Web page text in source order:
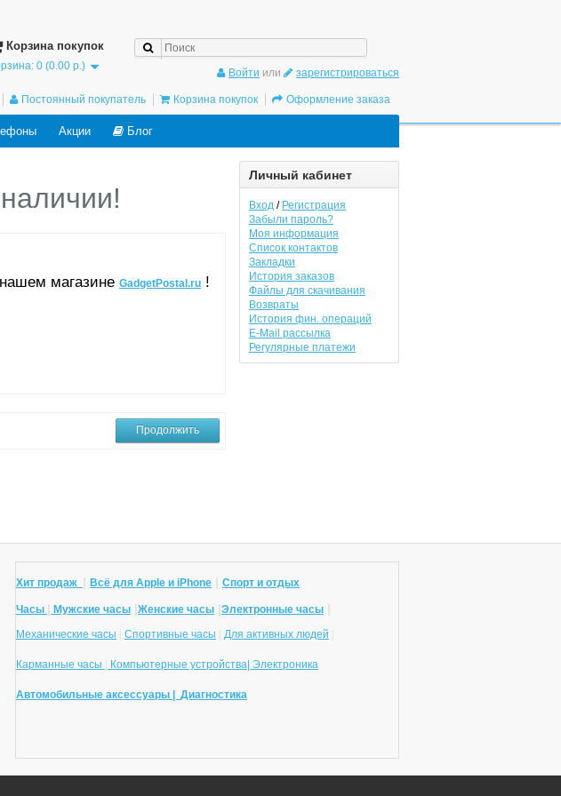
Корзина покупок
0 (0.00 р.)
Войти или зарегистрироваться
Постоянный покупатель Корзина покупок Оформление заказа
Акции Блог
Личный кабинет
Вход / Регистрация
Забыли пароль?
Моя информация
Список контактов
Закладки
История заказов
Файлы для скачивания
Возвраты
История фин. операций
E-Mail рассылка
Регулярные платежи
магазине GadgetPostal.ru !
Продолжить
Хит продаж Всё для Apple и iPhone Спорт и отдых
Часы Мужские часы Женские часы Электронные часы
Механические часы Спортивные часы Для активных людей
Карманные часы Компьютерные устройства| Электроника
Автомобильные аксессуары | Диагностика